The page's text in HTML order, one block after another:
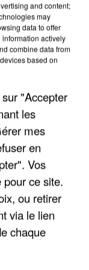
DE LA DZ
and content;
may
data to offer
actively
combine data from
based on
"Accepter
les
mes
en
Vos
ce site.
ou retirer
via le lien
chaque